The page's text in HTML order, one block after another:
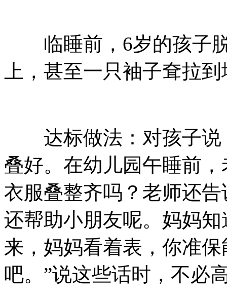
临睡前，6岁的孩子脱
上，甚至一只袖子耷拉
达标做法：对孩子说
叠好。在幼儿园午睡前
衣服叠整齐吗？老师还
还帮助小朋友呢。妈妈
来，妈妈看着表，你准
吧。”说这些话时，不必